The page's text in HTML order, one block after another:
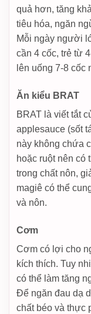
quả hơn, tăng
tiêu hóa, ngăn
Mỗi ngày người
cần 4 cốc, trẻ từ
lên uống 7-8 cốc
Ăn kiểu BRAT
BRAT là viết tắt
applesauce (sốt
này không chứa
hoặc ruột nên có
trong chất nôn,
magiê có thể
và nôn.
Cơm
Cơm có lợi cho
kích thích. Tuy
có thể làm tăng
Để ngăn đau dạ
chất béo và thực